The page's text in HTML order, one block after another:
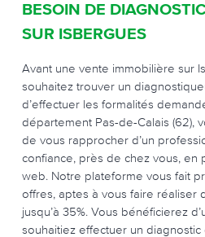
BESOIN DE
SUR ISBERGUES
Avant une vente immobilière sur
souhaitez trouver un
d’effectuer les formalités
département Pas-de-Calais (62),
de vous rapprocher d’un
confiance, près de chez vous, en
web. Notre plateforme vous fait
offres, aptes à vous faire réaliser
jusqu’à 35%. Vous bénéficierez
souhaitiez effectuer un